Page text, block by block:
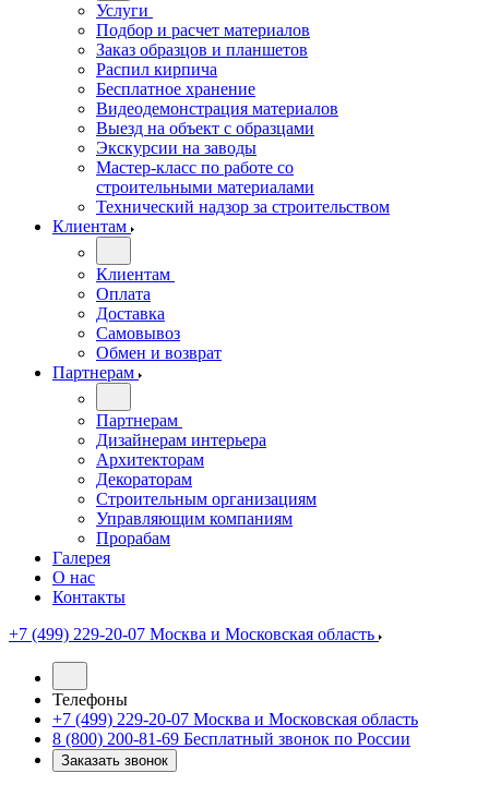
Услуги
Подбор и расчет материалов
Заказ образцов и планшетов
Распил кирпича
Бесплатное хранение
Видеодемонстрация материалов
Выезд на объект с образцами
Экскурсии на заводы
Мастер-класс по работе со
строительными материалами
Технический надзор за строительством
Клиентам
Клиентам
Оплата
Доставка
Самовывоз
Обмен и возврат
Партнерам
Партнерам
Дизайнерам интерьера
Архитекторам
Декораторам
Строительным организациям
Управляющим компаниям
Прорабам
Галерея
О нас
Контакты
+7 (499) 229-20-07 Москва и Московская область
Телефоны
+7 (499) 229-20-07 Москва и Московская область
8 (800) 200-81-69 Бесплатный звонок по России
Заказать звонок